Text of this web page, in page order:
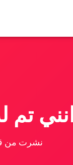
تم
نشرت من